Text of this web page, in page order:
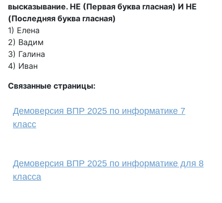
высказывание. НЕ (Первая буква гласная) И НЕ
(Последняя буква гласная)
1) Елена
2) Вадим
3) Галина
4) Иван
Связанные страницы:
Демоверсия ВПР 2025 по информатике 7
класс
Демоверсия ВПР 2025 по информатике для 8
класса